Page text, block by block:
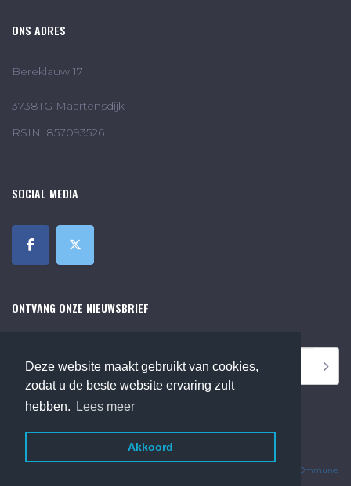
Deze website maakt gebruikt van cookies,
zodat u de beste website ervaring zult
hebben.
Lees meer
Akkoord
ONS ADRES
Bereklauw 17
3738TG Maartensdijk
RSIN: 857093526
SOCIAL MEDIA
ONTVANG ONZE NIEUWSBRIEF
©2018 Online Museum de Bilt. Alle rechten voorbehouden.
Ommune